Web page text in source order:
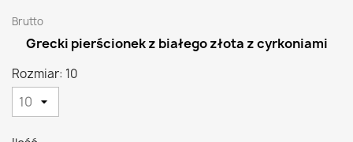
Brutto
Grecki pierścionek z białego złota z cyrkoniami
Rozmiar: 10